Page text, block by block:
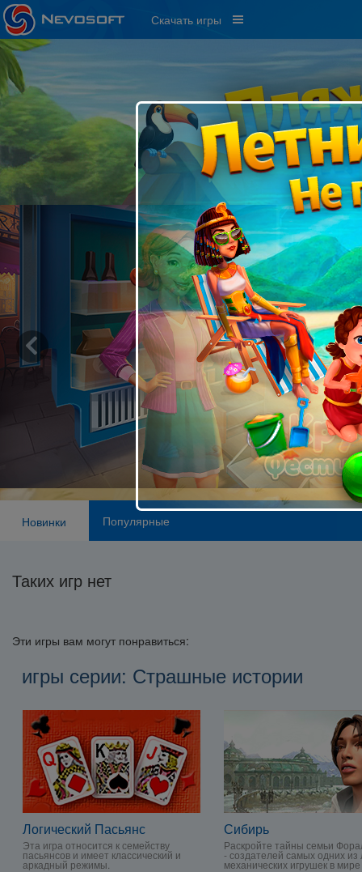
Скачать игры
Новинки Популярные
Таких игр нет
Эти игры вам могут понравиться:
игры серии: Страшные истории
Логический Пасьянс
Эта игра относится к семейству
пасьянсов и имеет классический и
аркадный режимы.
Сибирь
Раскройте тайны семьи
- создателей самых одних из
механических игрушек в мире